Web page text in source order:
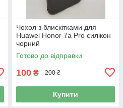
Чохол з блискітками для
Huawei Honor 7a Pro силікон
чорний
Готово до відправки
100 ₴ 200 ₴
Купити